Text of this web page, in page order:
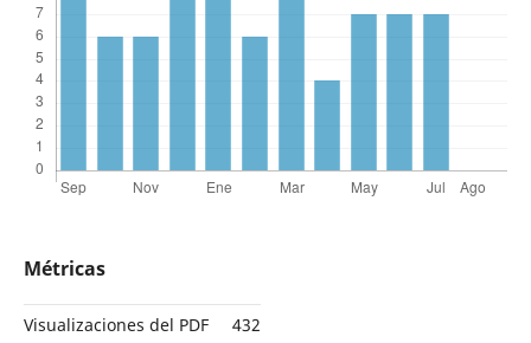
Métricas
Visualizaciones del PDF 432